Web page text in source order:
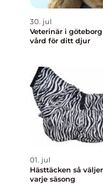
30. jul
Veterinär i göteborg så hittar du rätt
vård för ditt djur
01. jul
Hästtäcken så väljer du rätt skydd för
varje säsong